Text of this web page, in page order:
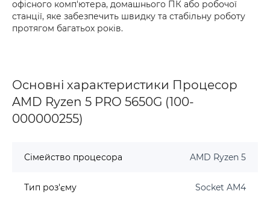
офісного комп'ютера, домашнього ПК або робочої
станції, яке забезпечить швидку та стабільну роботу
протягом багатьох років.
Основні характеристики Процесор
AMD Ryzen 5 PRO 5650G (100-
000000255)
Сімейство процесора AMD Ryzen 5
Тип роз'єму Socket AM4